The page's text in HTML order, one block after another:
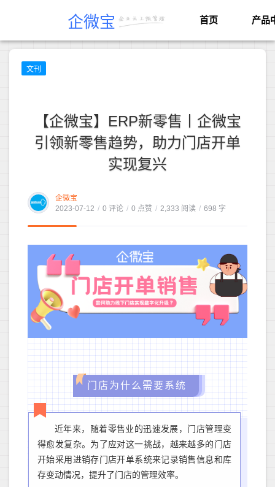
企微宝 首页 产品
文刊
【企微宝】ERP新零售丨企微宝
引领新零售趋势，助力门店开单
实现复兴
企微宝
2023-07-12 / 0 评论 / 0 点赞 / 2,333 阅读 / 698 字
门店为什么需要系统
近年来，随着零售业的迅速发展，门店管理变
得愈发复杂。为了应对这一挑战，越来越多的门店
开始采用进销存门店开单系统来记录销售信息和库
存变动情况， 提升了门店的管理效率。